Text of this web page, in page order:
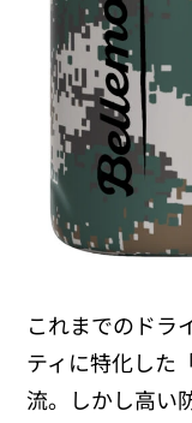
これまでのドラ
ティに特化した
流。しかし高い